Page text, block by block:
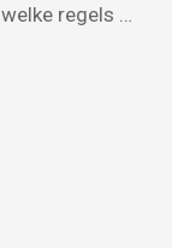
regels …